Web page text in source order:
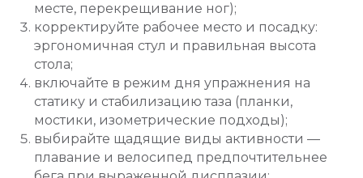
месте, перекрещивание ног);
корректируйте рабочее место и посадку:
эргономичная стул и правильная высота
стола;
включайте в режим дня упражнения на
статику и стабилизацию таза (планки,
мостики, изометрические подходы);
выбирайте щадящие виды активности —
плавание и велосипед предпочтительнее